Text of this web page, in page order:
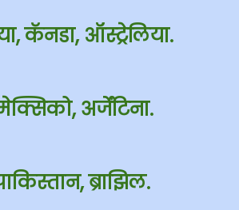
कॅनडा, ऑस्ट्रेलिया.
अर्जेंटिना.
ब्राझिल.